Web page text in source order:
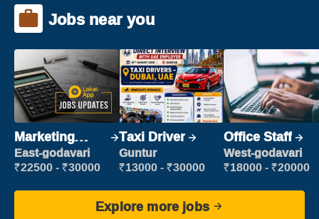
Jobs near you
Marketing
Executive
East-godavari
₹22500 - ₹30000
Taxi Driver
Guntur
₹13000 - ₹30000
Office Staff
West-godavari
₹18000 - ₹20000
Explore more jobs